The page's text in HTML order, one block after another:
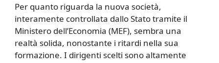
Per quanto riguarda la nuova società,
interamente controllata dallo Stato tramite il
Ministero dell’Economia (MEF), sembra una
realtà solida, nonostante i ritardi nella sua
formazione. I dirigenti scelti sono altamente